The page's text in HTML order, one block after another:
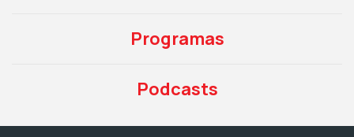
Programas
Podcasts